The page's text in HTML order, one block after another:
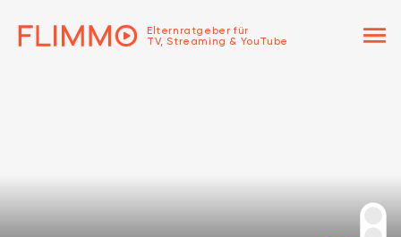
Elternratgeber für
TV, Streaming & YouTube
menu